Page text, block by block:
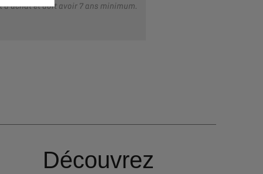
et doit avoir 7 ans minimum.
Découvrez